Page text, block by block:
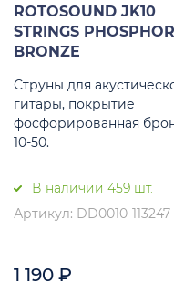
ROTOSOUND JK10
STRINGS PHOSPHOR
BRONZE
Струны для
гитары, покрытие
фосфорированная
10-50.
В наличии 459 шт.
Артикул: DD0010-113247
1 190 ₽